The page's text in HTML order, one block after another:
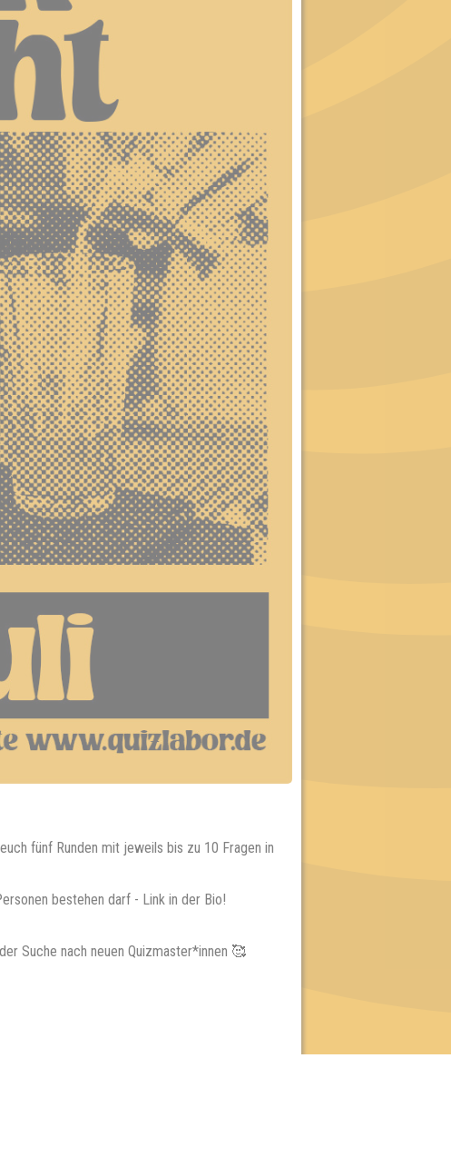
fünf Runden mit jeweils bis zu 10 Fragen in
bestehen darf - Link in der Bio!
Suche nach neuen Quizmaster*innen 🥰